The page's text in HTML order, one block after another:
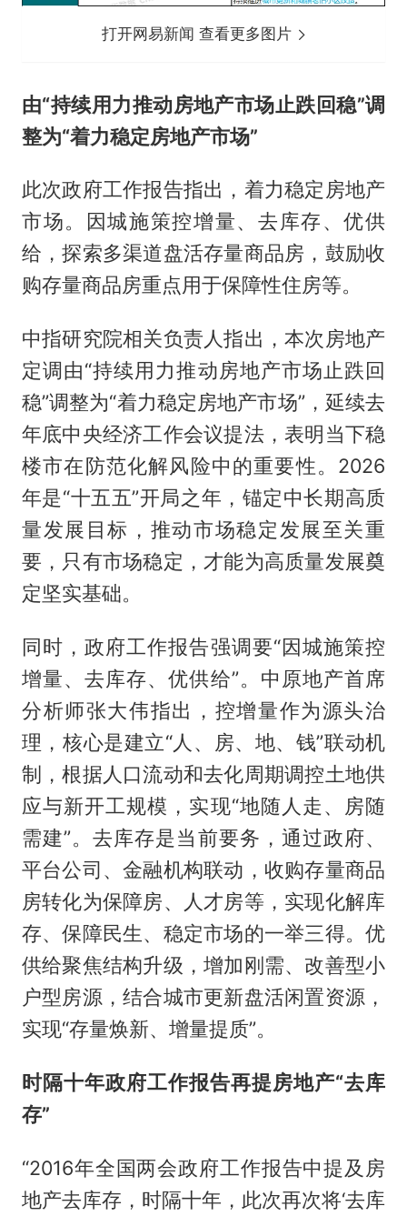
打开网易新闻 查看更多图片
由“持续用力推动房地产市场止跌回稳”调
整为“着力稳定房地产市场”
此次政府工作报告指出，着力稳定房地产
市场。因城施策控增量、去库存、优供
给，探索多渠道盘活存量商品房，鼓励收
购存量商品房重点用于保障性住房等。
中指研究院相关负责人指出，本次房地产
定调由“持续用力推动房地产市场止跌回
稳”调整为“着力稳定房地产市场”，延续去
年底中央经济工作会议提法，表明当下稳
楼市在防范化解风险中的重要性。2026
年是“十五五”开局之年，锚定中长期高质
量发展目标，推动市场稳定发展至关重
要，只有市场稳定，才能为高质量发展奠
定坚实基础。
同时，政府工作报告强调要“因城施策控
增量、去库存、优供给”。中原地产首席
分析师张大伟指出，控增量作为源头治
理，核心是建立“人、房、地、钱”联动机
制，根据人口流动和去化周期调控土地供
应与新开工规模，实现“地随人走、房随
需建”。去库存是当前要务，通过政府、
平台公司、金融机构联动，收购存量商品
房转化为保障房、人才房等，实现化解库
存、保障民生、稳定市场的一举三得。优
供给聚焦结构升级，增加刚需、改善型小
户型房源，结合城市更新盘活闲置资源，
实现“存量焕新、增量提质”。
时隔十年政府工作报告再提房地产“去库
存”
“2016年全国两会政府工作报告中提及房
地产去库存，时隔十年，此次再次将‘去库